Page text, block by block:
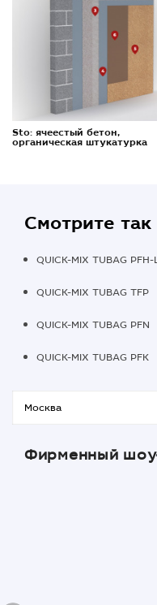
Sto: ячеестый бетон,
органическая штукатурка
Смотрите
QUICK-MIX TUBAG PFH-
QUICK-MIX TUBAG TFP
QUICK-MIX TUBAG PFN
QUICK-MIX TUBAG PFK
Фирменный